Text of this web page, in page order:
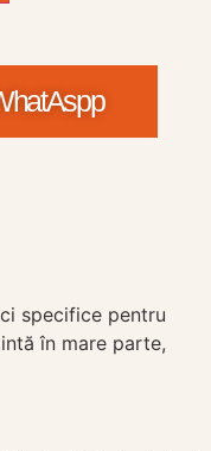
specifice pentru
în mare parte,